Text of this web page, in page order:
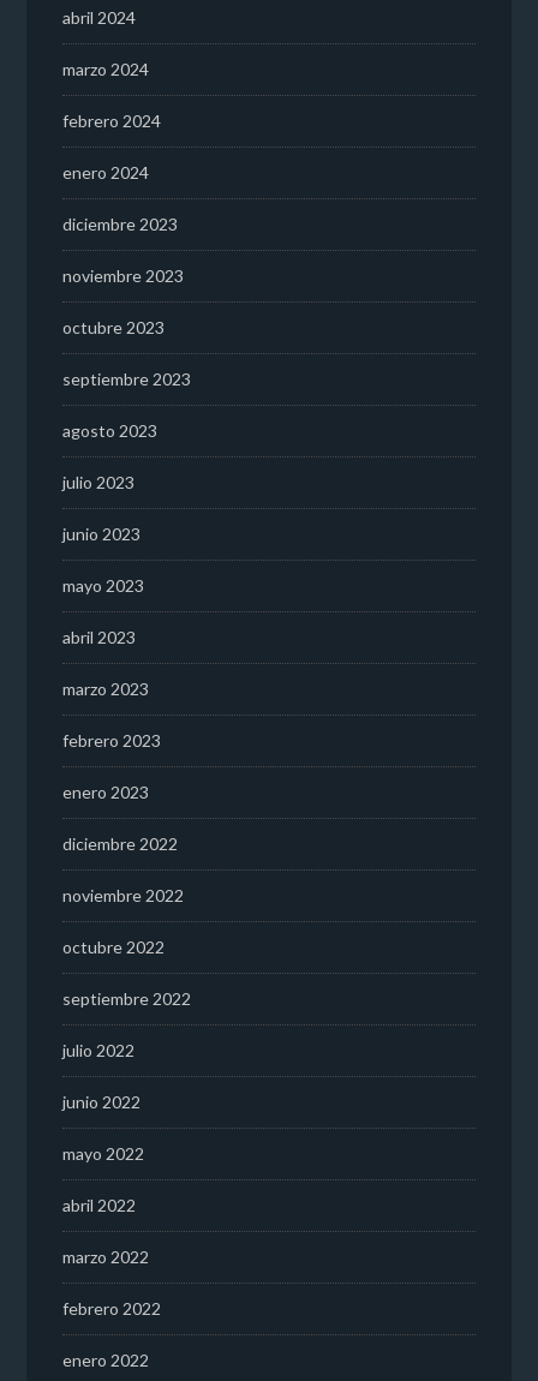
abril 2024
marzo 2024
febrero 2024
enero 2024
diciembre 2023
noviembre 2023
octubre 2023
septiembre 2023
agosto 2023
julio 2023
junio 2023
mayo 2023
abril 2023
marzo 2023
febrero 2023
enero 2023
diciembre 2022
noviembre 2022
octubre 2022
septiembre 2022
julio 2022
junio 2022
mayo 2022
abril 2022
marzo 2022
febrero 2022
enero 2022